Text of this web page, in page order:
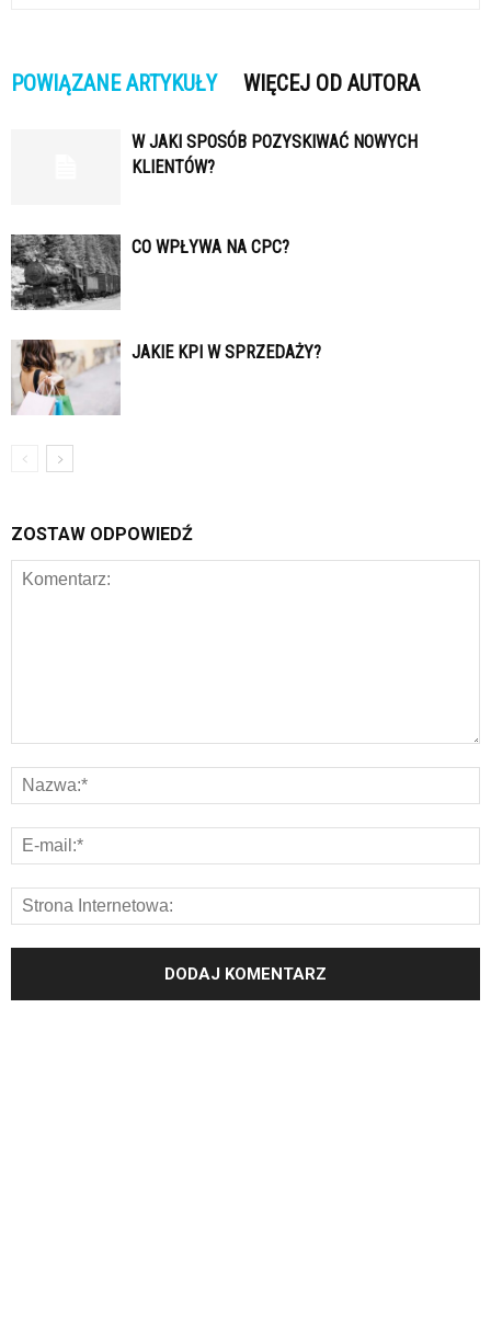
POWIĄZANE ARTYKUŁY WIĘCEJ OD AUTORA
W JAKI SPOSÓB POZYSKIWAĆ NOWYCH
KLIENTÓW?
CO WPŁYWA NA CPC?
JAKIE KPI W SPRZEDAŻY?
ZOSTAW ODPOWIEDŹ